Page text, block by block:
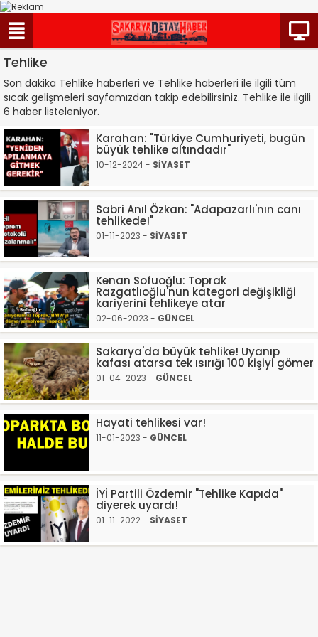
Tehlike
Son dakika Tehlike haberleri ve Tehlike haberleri ile ilgili tüm
sıcak gelişmeleri sayfamızdan takip edebilirsiniz. Tehlike ile ilgili
6 haber listeleniyor.
Karahan: "Türkiye Cumhuriyeti, bugün
büyük tehlike altındadır"
10-12-2024 - SİYASET
Sabri Anıl Özkan: "Adapazarlı'nın canı
tehlikede!"
01-11-2023 - SİYASET
Kenan Sofuoğlu: Toprak
Razgatlıoğlu'nun kategori değişikliği
kariyerini tehlikeye atar
02-06-2023 - GÜNCEL
Sakarya'da büyük tehlike! Uyanıp
kafası atarsa tek ısırığı 100 kişiyi gömer
01-04-2023 - GÜNCEL
Hayati tehlikesi var!
11-01-2023 - GÜNCEL
İYİ Partili Özdemir "Tehlike Kapıda"
diyerek uyardı!
01-11-2022 - SİYASET